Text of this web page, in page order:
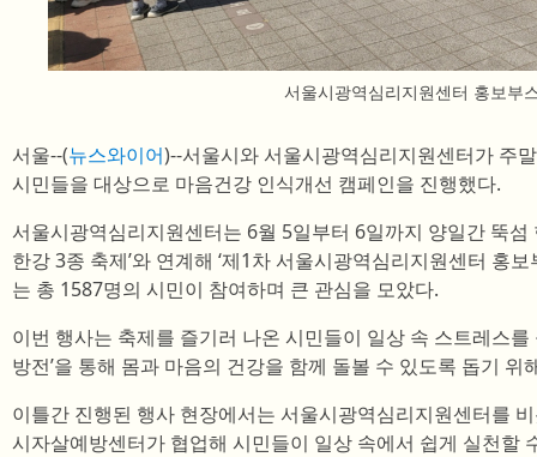
서울시광역심리지원센터 홍보부
서울--(뉴스와이어)--서울시와 서울시광역심리지원센터가 주
시민들을 대상으로 마음건강 인식개선 캠페인을 진행했다.
서울시광역심리지원센터는 6월 5일부터 6일까지 양일간 뚝섬
한강 3종 축제’와 연계해 ‘제1차 서울시광역심리지원센터 홍
는 총 1587명의 시민이 참여하며 큰 관심을 모았다.
이번 행사는 축제를 즐기러 나온 시민들이 일상 속 스트레스를
방전’을 통해 몸과 마음의 건강을 함께 돌볼 수 있도록 돕기 위
이틀간 진행된 행사 현장에서는 서울시광역심리지원센터를
시자살예방센터가 협업해 시민들이 일상 속에서 쉽게 실천할